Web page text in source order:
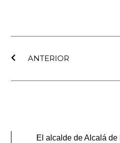
ANTERIOR
El alcalde de Alcalá